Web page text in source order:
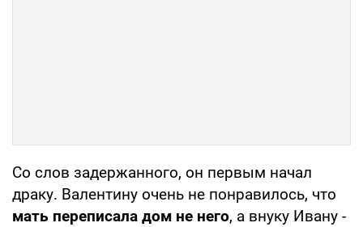
Со слов задержанного, он первым начал
драку. Валентину очень не понравилось, что
мать переписала дом не него, а внуку Ивану -